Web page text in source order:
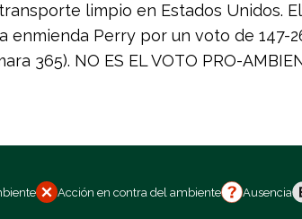
limpio en Estados Unidos.
enmienda Perry por un voto de 147-
365). NO ES EL VOTO PRO-
Acción en contra del ambiente Ausencia